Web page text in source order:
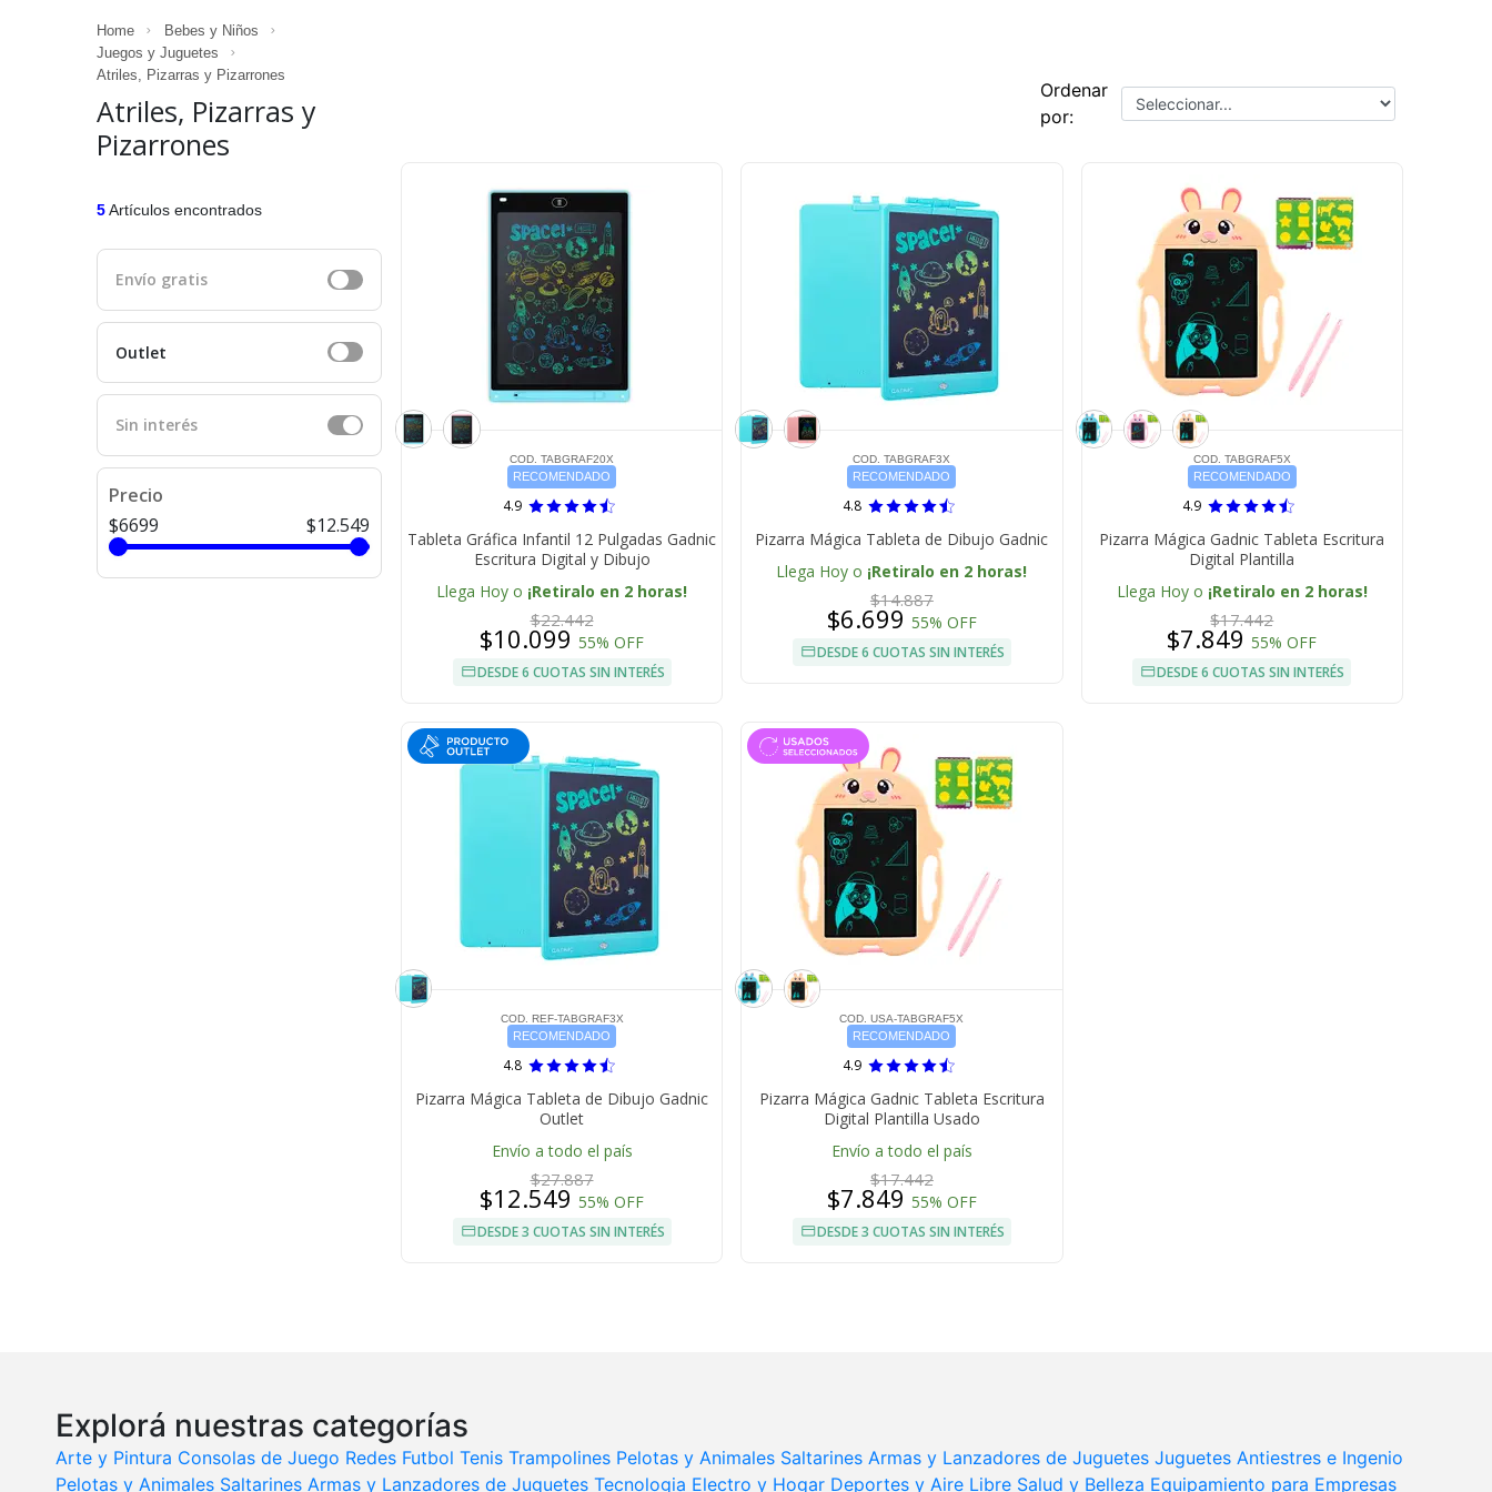
Home
Bebes y Niños
Juegos y Juguetes
Atriles, Pizarras y Pizarrones
Atriles, Pizarras y
Pizarrones
5Artículos encontrados
Envío gratis
Outlet
Sin interés
Precio
$6699
$12.549
Ordenar
por:
COD. TABGRAF20X
RECOMENDADO
4.9
Tableta Gráfica Infantil 12 Pulgadas Gadnic
Escritura Digital y Dibujo
Llega Hoy o ¡Retiralo en 2 horas!
$22.442
$10.099 55% OFF
DESDE 6 CUOTAS SIN INTERÉS
COD. TABGRAF3X
RECOMENDADO
4.8
Pizarra Mágica Tableta de Dibujo Gadnic
Llega Hoy o ¡Retiralo en 2 horas!
$14.887
$6.699 55% OFF
DESDE 6 CUOTAS SIN INTERÉS
COD. TABGRAF5X
RECOMENDADO
4.9
Pizarra Mágica Gadnic Tableta Escritura
Digital Plantilla
Llega Hoy o ¡Retiralo en 2 horas!
$17.442
$7.84955% OFF
DESDE 6 CUOTAS SIN INTERÉS
COD. REF-TABGRAF3X
RECOMENDADO
4.8
Pizarra Mágica Tableta de Dibujo Gadnic
Outlet
Envío a todo el país
$27.887
$12.549 55% OFF
DESDE 3 CUOTAS SIN INTERÉS
COD. USA-TABGRAF5X
RECOMENDADO
4.9
Pizarra Mágica Gadnic Tableta Escritura
Digital Plantilla Usado
Envío a todo el país
$17.442
$7.849 55% OFF
DESDE 3 CUOTAS SIN INTERÉS
Explorá nuestras categorías
Arte y Pintura Consolas de Juego Redes Futbol Tenis Trampolines Pelotas y Animales Saltarines Armas y Lanzadores de Juguetes Juguetes Antiestres e Ingenio
Pelotas y Animales Saltarines Armas y Lanzadores de Juguetes Tecnologia Electro y Hogar Deportes y Aire Libre Salud y Belleza Equipamiento para Empresas